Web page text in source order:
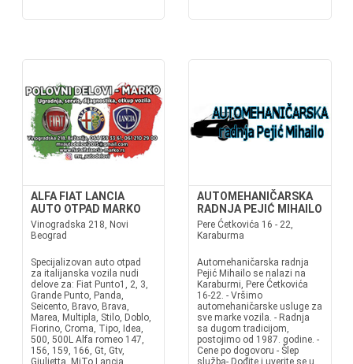
ALFA FIAT LANCIA
AUTO OTPAD MARKO
Vinogradska 218, Novi
Beograd
Specijalizovan auto otpad
za italijanska vozila nudi
delove za: Fiat Punto1, 2, 3,
Grande Punto, Panda,
Seicento, Bravo, Brava,
Marea, Multipla, Stilo, Doblo,
Fiorino, Croma, Tipo, Idea,
500, 500L Alfa romeo 147,
156, 159, 166, Gt, Gtv,
Giulietta, MiTo Lancia
AUTOMEHANIČARSKA
RADNJA PEJIĆ MIHAILO
Pere Ćetkovića 16 - 22,
Karaburma
Automehaničarska radnja
Pejić Mihailo se nalazi na
Karaburmi, Pere Ćetkovića
16-22. - Vršimo
automehaničarske usluge za
sve marke vozila. - Radnja
sa dugom tradicijom,
postojimo od 1987. godine. -
Cene po dogovoru - Šlep
služba- Dođite i uverite se u